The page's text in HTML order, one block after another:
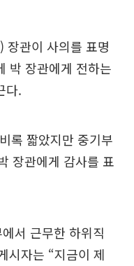
장관이 사의를 표명
박 장관에게 전하는
다.
록 짧았지만 중기부
장관에게 감사를 표
서 근무한 하위직
시자는 “지금이 제